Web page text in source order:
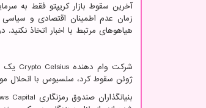
آخرین سقوط بازار کریپتو فقط به
زمان عدم اطمینان اقتصادی و
هیاهوهای مرتبط با اخبار اتخاذ
شرکت وام دهندهCrypto Celsius یک
ژوئن سقوط کرد، سلسیوس با انحلال مواجه بود. در پرونده دادگاه بین 1 تا
بنیانگذاران صندوق رمزنگاری Capital